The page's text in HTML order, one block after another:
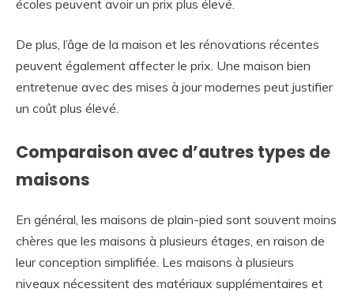
écoles peuvent avoir un prix plus élevé.
De plus, l’âge de la maison et les rénovations récentes
peuvent également affecter le prix. Une maison bien
entretenue avec des mises à jour modernes peut justifier
un coût plus élevé.
Comparaison avec d’autres types de
maisons
En général, les maisons de plain-pied sont souvent moins
chères que les maisons à plusieurs étages, en raison de
leur conception simplifiée. Les maisons à plusieurs
niveaux nécessitent des matériaux supplémentaires et